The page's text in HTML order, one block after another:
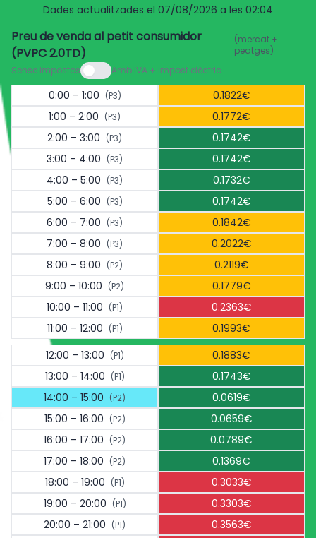
Dades actualitzades el 07/08/2026 a les 02:04
Preu de venda al petit consumidor
(PVPC 2.0TD)
(mercat +
peatges)
Sense impostos
Amb IVA + impost elèctric
0:00 – 1:00 (P3)
0.1822€
1:00 – 2:00 (P3)
0.1772€
2:00 – 3:00 (P3)
0.1742€
3:00 – 4:00 (P3)
0.1742€
4:00 – 5:00 (P3)
0.1732€
5:00 – 6:00 (P3)
0.1742€
6:00 – 7:00 (P3)
0.1842€
7:00 – 8:00 (P3)
0.2022€
8:00 – 9:00 (P2)
0.2119€
9:00 – 10:00 (P2)
0.1779€
10:00 – 11:00 (P1)
0.2363€
11:00 – 12:00 (P1)
0.1993€
12:00 – 13:00 (P1)
0.1883€
13:00 – 14:00 (P1)
0.1743€
14:00 – 15:00 (P2)
0.0619€
15:00 – 16:00 (P2)
0.0659€
16:00 – 17:00 (P2)
0.0789€
17:00 – 18:00 (P2)
0.1369€
18:00 – 19:00 (P1)
0.3033€
19:00 – 20:00 (P1)
0.3303€
20:00 – 21:00 (P1)
0.3563€